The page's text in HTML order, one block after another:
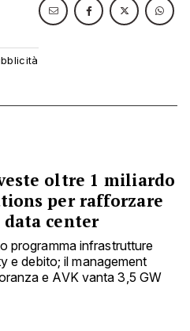
oltre 1 miliardo
per rafforzare
center
programma infrastrutture
e debito; il management
e AVK vanta 3,5 GW